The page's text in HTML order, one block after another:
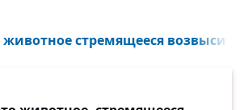
стремящееся